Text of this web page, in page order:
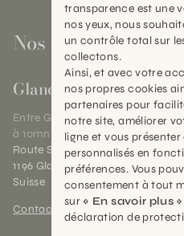
Nos magasins
Gland
Entre Genève et Lausanne,
à 10mn de Nyon
Route Suisse 40
1196 Gland (VD)
Suisse
Contact et horaires
transparence est une
nos yeux, nous
un contrôle total sur
collectons.
Ainsi, et avec votre
nos propres cookies
partenaires pour
notre site, améliorer
ligne et vous
personnalisés en
préférences. Vous
consentement à tout
sur « En savoir plus »
déclaration de